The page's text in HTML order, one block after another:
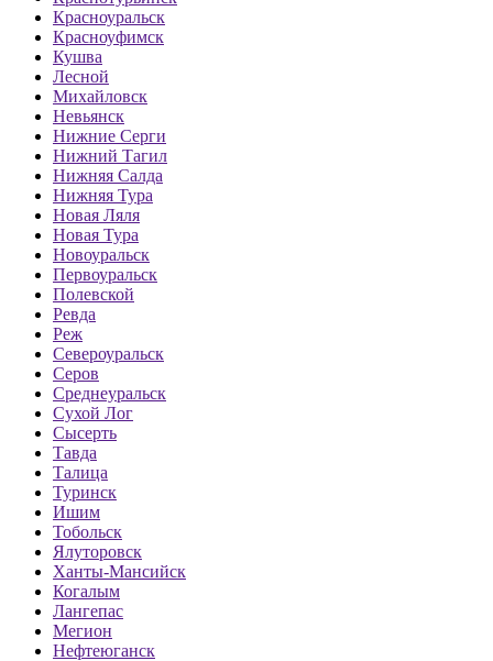
Красноуральск
Красноуфимск
Кушва
Лесной
Михайловск
Невьянск
Нижние Серги
Нижний Тагил
Нижняя Салда
Нижняя Тура
Новая Ляля
Новая Тура
Новоуральск
Первоуральск
Полевской
Ревда
Реж
Североуральск
Серов
Среднеуральск
Сухой Лог
Сысерть
Тавда
Талица
Туринск
Ишим
Тобольск
Ялуторовск
Ханты-Мансийск
Когалым
Лангепас
Мегион
Нефтеюганск